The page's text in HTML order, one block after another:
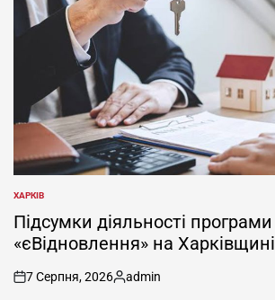
ОПУБЛІКУВАТИ
У
ХАРКІВ
Підсумки діяльності програми
«єВідновлення» на Харківщині
on
7 Серпня, 2026
Опубліковано
admin